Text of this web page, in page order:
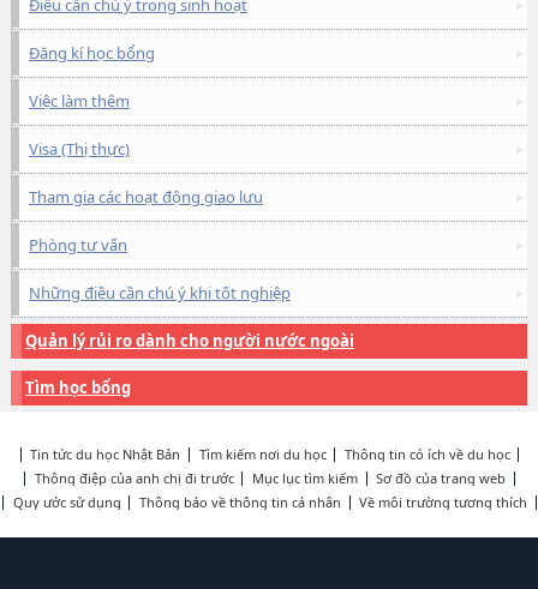
Điều cần chú ý trong sinh hoạt
Đăng kí học bổng
Việc làm thêm
Visa (Thị thực)
Tham gia các hoạt động giao lưu
Phòng tư vấn
Những điều cần chú ý khi tốt nghiệp
Quản lý rủi ro dành cho người nước ngoài
Tìm học bổng
Tin tức du học Nhật Bản Tìm kiếm nơi du học
Thông tin có ích về du học
Thông điệp của anh chị đi trước
Mục lục tìm kiếm
Sơ đồ của trang web
Quy ước sử dụng
Thông báo về thông tin cá nhân Về môi trường tương thích